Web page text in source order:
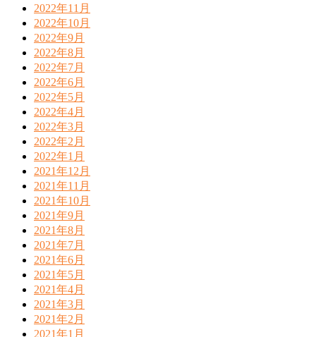
2022年11月
2022年10月
2022年9月
2022年8月
2022年7月
2022年6月
2022年5月
2022年4月
2022年3月
2022年2月
2022年1月
2021年12月
2021年11月
2021年10月
2021年9月
2021年8月
2021年7月
2021年6月
2021年5月
2021年4月
2021年3月
2021年2月
2021年1月